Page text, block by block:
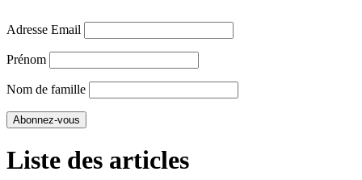
Adresse Email
Prénom
Nom de famille
Liste des articles